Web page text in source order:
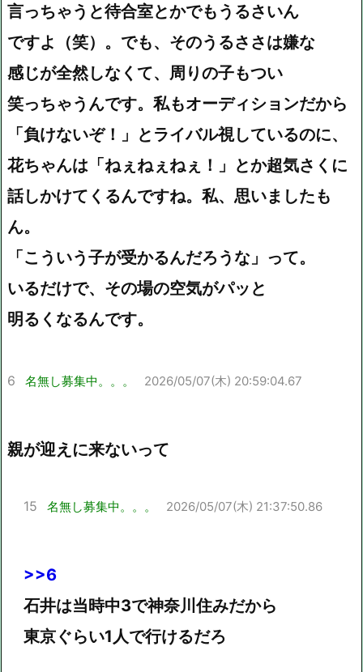
言っちゃうと待合室とかでもうるさいん
ですよ（笑）。でも、そのうるささは嫌な
感じが全然しなくて、周りの子もつい
笑っちゃうんです。私もオーディションだから
「負けないぞ！」とライバル視しているのに、
花ちゃんは「ねぇねぇねぇ！」とか超気さくに
話しかけてくるんですね。私、思いましたも
ん。
「こういう子が受かるんだろうな」って。
いるだけで、その場の空気がパッと
明るくなるんです。
6 名無し募集中。。。 2026/05/07(木) 20:59:04.67
親が迎えに来ないって
15 名無し募集中。。。 2026/05/07(木) 21:37:50.86
>>6
石井は当時中3で神奈川住みだから
東京ぐらい1人で行けるだろ